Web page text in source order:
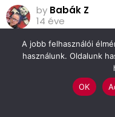
by Babák Z
14 éve
A jobb felhasználói
használunk. Oldalunk
OK